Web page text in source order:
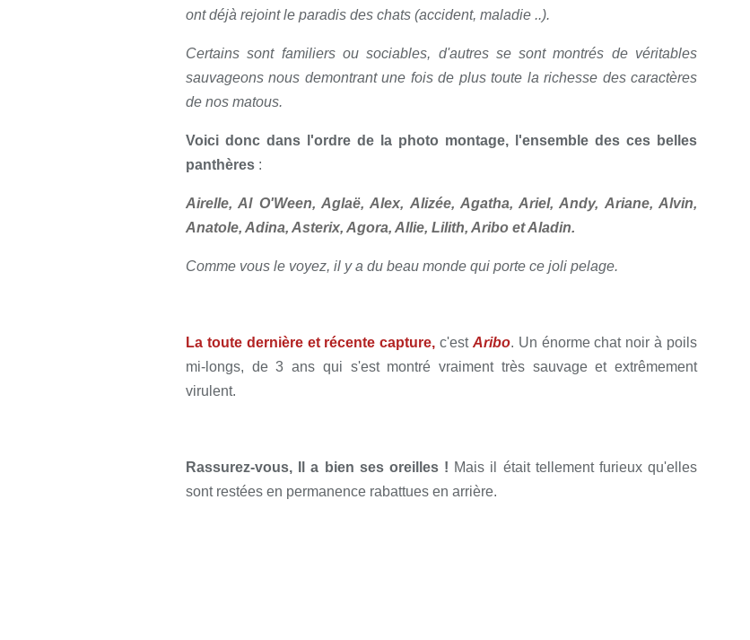
ont déjà rejoint le paradis des chats (accident, maladie ..).
Certains sont familiers ou sociables, d'autres se sont montrés de véritables
sauvageons nous demontrant une fois de plus toute la richesse des caractères
de nos matous.
Voici donc dans l'ordre de la photo montage, l'ensemble des ces belles
panthères :
Airelle, Al O'Ween, Aglaë, Alex, Alizée, Agatha, Ariel, Andy, Ariane, Alvin,
Anatole, Adina, Asterix, Agora, Allie, Lilith, Aribo et Aladin.
Comme vous le voyez, il y a du beau monde qui porte ce joli pelage.
La toute dernière et récente capture,c'est Aribo. Un énorme chat noir à poils
mi-longs, de 3 ans qui s'est montré vraiment très sauvage et extrêmement
virulent.
Rassurez-vous, Il a bien ses oreilles ! Mais il était tellement furieux qu'elles
sont restées en permanence rabattues en arrière.